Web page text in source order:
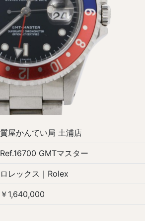
質屋かんてい局 土浦店
Ref.16700 GMTマスター
ロレックス｜Rolex
￥1,640,000